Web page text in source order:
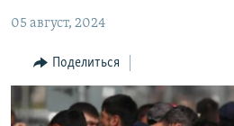
навигации
Вернутся
RFE/RL ДИРЕКТ
НАСТОЯЩЕЕ ВРЕМЯ
МИГРАНТ МЕДИА
05 август, 2024
Поделиться